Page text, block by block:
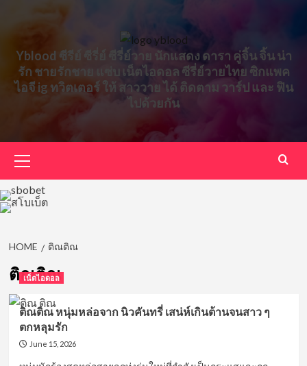
Yblood ซีรีย์ ซีรี่ย์ ซีรี่ย์วาย นักแสดง ดารา คู่จิ้น จิ้น น่า
รัก ชายรักชาย แซ่บ เน็ตไอดอล ซีรี่ย์วายไทย ซิกแพค
ไอจี ig ทวิตเตอร์ ให้ สาววาย ได้ ติดตาม วาร์ป และ ฟิน
ไปด้วยกัน
Menu
HOME ติณติณ
ติณติณ
เน็ตไอดอล
ติณติณ หนุ่มหล่อจาก นิวคันทรี่ เสน่ห์เกินต้านจนสาว ๆ
ตกหลุมรัก
June 15, 2026